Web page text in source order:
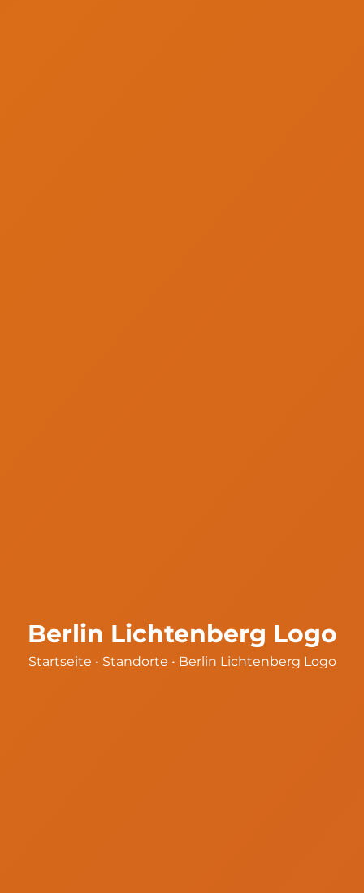
Berlin Lichtenberg Logo
Startseite • Standorte • Berlin Lichtenberg Logo